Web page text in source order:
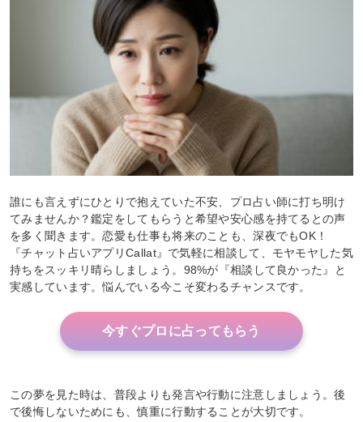
誰にも言えずにひとりで抱えていた不安、プロ占い師に打ち明け
てみませんか？鑑定をしてもらうと希望や安心感を持てるとの声
を多く聞きます。恋愛も仕事も将来のことも、深夜でもOK！
『チャット占いアプリCallat』で気軽に相談して、モヤモヤした気
持ちをスッキリ晴らしましょう。98%が『相談して良かった』と
実感しています。悩んでいる今こそ変わるチャンスです。
今すぐプロに占ってもらう
この夢を見た時は、普段よりも発言や行動に注意しましょう。後
で後悔しないためにも、慎重に行動することが大切です。